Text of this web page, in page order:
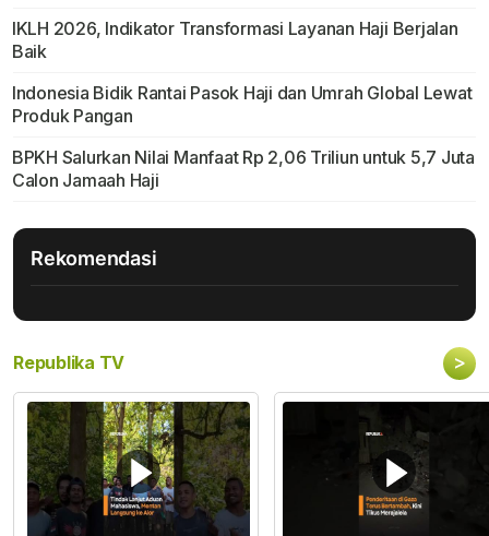
IKLH 2026, Indikator Transformasi Layanan Haji Berjalan
Baik
Indonesia Bidik Rantai Pasok Haji dan Umrah Global Lewat
Produk Pangan
BPKH Salurkan Nilai Manfaat Rp 2,06 Triliun untuk 5,7 Juta
Calon Jamaah Haji
Rekomendasi
Republika TV >